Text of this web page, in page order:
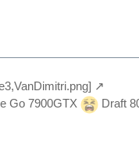
Go 7900GTX
Draft